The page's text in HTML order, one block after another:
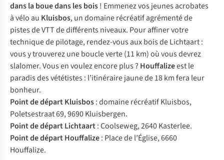
dans la boue dans les bois! Emmenez vos jeunes acrobates
à vélo au Kluisbos, un domaine récréatif agrémenté de
pistes de VTT de différents niveaux. Pour affiner votre
technique de pilotage, rendez-vous aux bois de Lichtaart :
vous y trouverez une boucle verte (11 km) où vous devrez
slalomer. Vous en voulez encore plus ? Houffalizeest le
paradis des vététistes : l’itinéraire jaune de 18 km fera leur
bonheur.
Point de départ Kluisbos: domaine récréatif Kluisbos,
Poletsestraat 69, 9690 Kluisbergen.
Point de départ Lichtaart: Coolseweg, 2640 Kasterlee.
Point de départ Houffalize: Place de l’Église, 6660
Houffalize.